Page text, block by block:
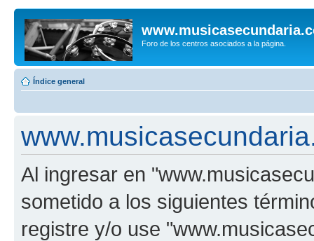
Foro de los centros asociados a la página.
Índice general
Al ingresar en
sometido a los siguientes
registre y/o use